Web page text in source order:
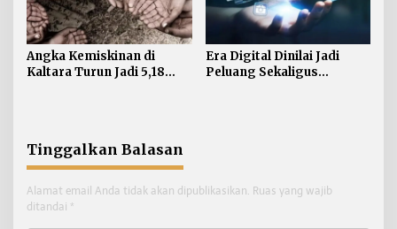
Angka Kemiskinan di
Kaltara Turun Jadi 5,18
Era Digital Dinilai Jadi
Peluang Sekaligus
Tinggalkan Balasan
Alamat email Anda tidak akan dipublikasikan. Ruas yang wajib
ditandai *